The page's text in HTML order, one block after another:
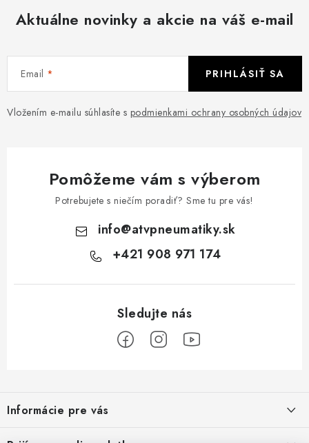
Aktuálne novinky a akcie na váš e-mail
Email
Vložením e-mailu súhlasíte s podmienkami ochrany osobných údajov
PRIHLÁSIŤ SA
Pomôžeme vám s výberom
Potrebujete s niečím poradiť? Sme tu pre vás!
info@atvpneumatiky.sk
+421 908 971 174
p
ä
Informácie pre vás